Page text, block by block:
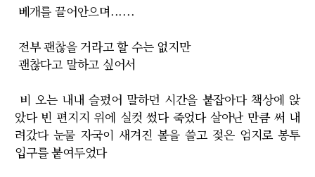
베개를 끌어안으며......
전부 괜찮을 거라고 할 수는 없지만
괜찮다고 말하고 싶어서
비 오는 내내 슬펐어 말하던 시간을 붙잡아다 책상에 앉
았다 빈 편지지 위에 실컷 썼다 죽었다 살아난 만큼 써 내
려갔다 눈물 자국이 새겨진 볼을 쓸고 젖은 엄지로 봉투
입구를 붙여두었다